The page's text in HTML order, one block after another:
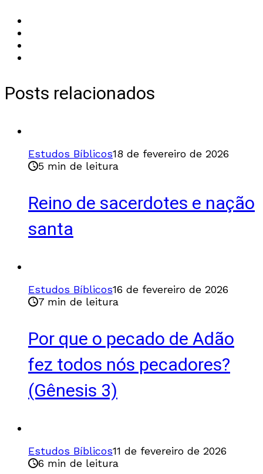
Posts relacionados
Estudos Bíblicos18 de fevereiro de 2026
5 min de leitura
Reino de sacerdotes e nação
santa
Estudos Bíblicos16 de fevereiro de 2026
7 min de leitura
Por que o pecado de Adão
fez todos nós pecadores?
(Gênesis 3)
Estudos Bíblicos11 de fevereiro de 2026
6 min de leitura